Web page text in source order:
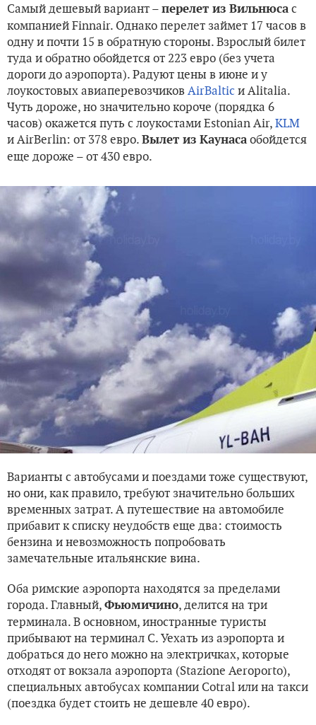
Самый дешевый вариант – перелет из Вильнюса с
компанией Finnair. Однако перелет займет 17 часов в
одну и почти 15 в обратную стороны. Взрослый билет
туда и обратно обойдется от 223 евро (без учета
дороги до аэропорта). Радуют цены в июне и у
лоукостовых авиаперевозчиковAirBaltic и Alitalia.
Чуть дороже, но значительно короче (порядка 6
часов) окажется путь с лоукостами Estonian Air,KLM
и AirBerlin: от 378 евро. Вылет из Каунаса обойдется
еще дороже – от 430 евро.
Варианты с автобусами и поездами тоже существуют,
но они, как правило, требуют значительно больших
временных затрат. А путешествие на автомобиле
прибавит к списку неудобств еще два: стоимость
бензина и невозможность попробовать
замечательные итальянские вина.
Оба римские аэропорта находятся за пределами
города. Главный, Фьюмичино, делится на три
терминала. В основном, иностранные туристы
прибывают на терминал С. Уехать из аэропорта и
добраться до него можно на электричках, которые
отходят от вокзала аэропорта (Stazione Aeroporto),
специальных автобусах компании Cotral или на такси
(поездка будет стоить не дешевле 40 евро).